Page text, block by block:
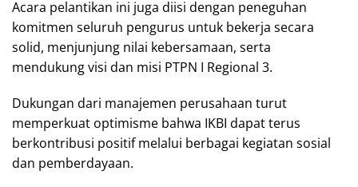
Acara pelantikan ini juga diisi dengan peneguhan
komitmen seluruh pengurus untuk bekerja secara
solid, menjunjung nilai kebersamaan, serta
mendukung visi dan misi PTPN I Regional 3.
Dukungan dari manajemen perusahaan turut
memperkuat optimisme bahwa IKBI dapat terus
berkontribusi positif melalui berbagai kegiatan sosial
dan pemberdayaan.